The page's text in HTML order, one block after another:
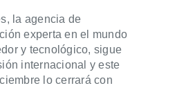
la agencia de
experta en el mundo
y tecnológico, sigue
internacional y este
lo cerrará con